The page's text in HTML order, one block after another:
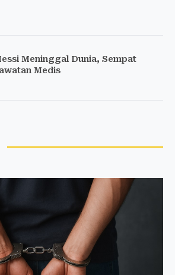
Meninggal Dunia, Sempat
Medis